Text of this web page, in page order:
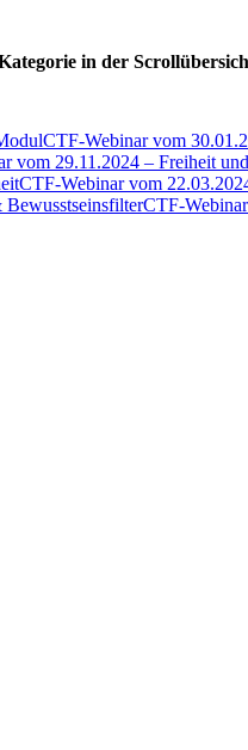
in der
CTF-Webinar vom
vom 29.11.2024 – Freiheit
CTF-Webinar vom
CTF-